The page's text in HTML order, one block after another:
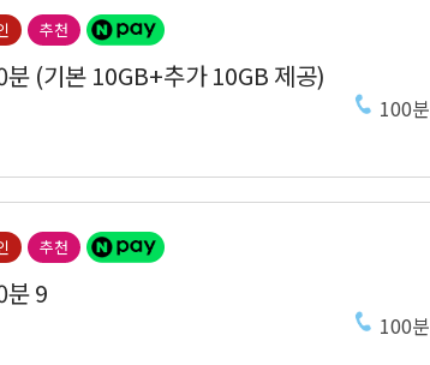
추천
(기본 10GB+추가 10GB 제공)
100분
추천
9
100분